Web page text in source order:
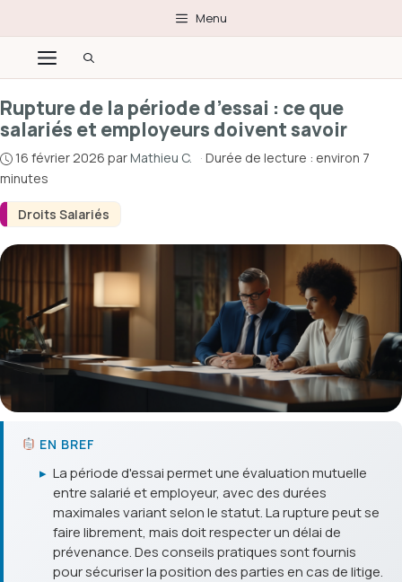
au
contenu
Menu
Menu
Droits Salariés
Rupture de la période d’essai : ce que
salariés et employeurs doivent savoir
16 février 2026 parMathieu C. · Durée de lecture : environ 7
minutes
EN BREF
▸ La période d'essai permet une évaluation mutuelle
entre salarié et employeur, avec des durées
maximales variant selon le statut. La rupture peut se
faire librement, mais doit respecter un délai de
prévenance. Des conseils pratiques sont fournis
pour sécuriser la position des parties en cas de litige.